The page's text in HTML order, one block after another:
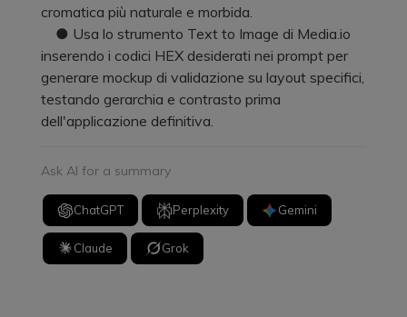
cromatica più naturale e morbida.
● Usa lo strumento Text to Image di Media.io
inserendo i codici HEX desiderati nei prompt per
generare mockup di validazione su layout specifici,
testando gerarchia e contrasto prima
dell'applicazione definitiva.
Ask AI for a summary
ChatGPT Perplexity Gemini
Claude Grok